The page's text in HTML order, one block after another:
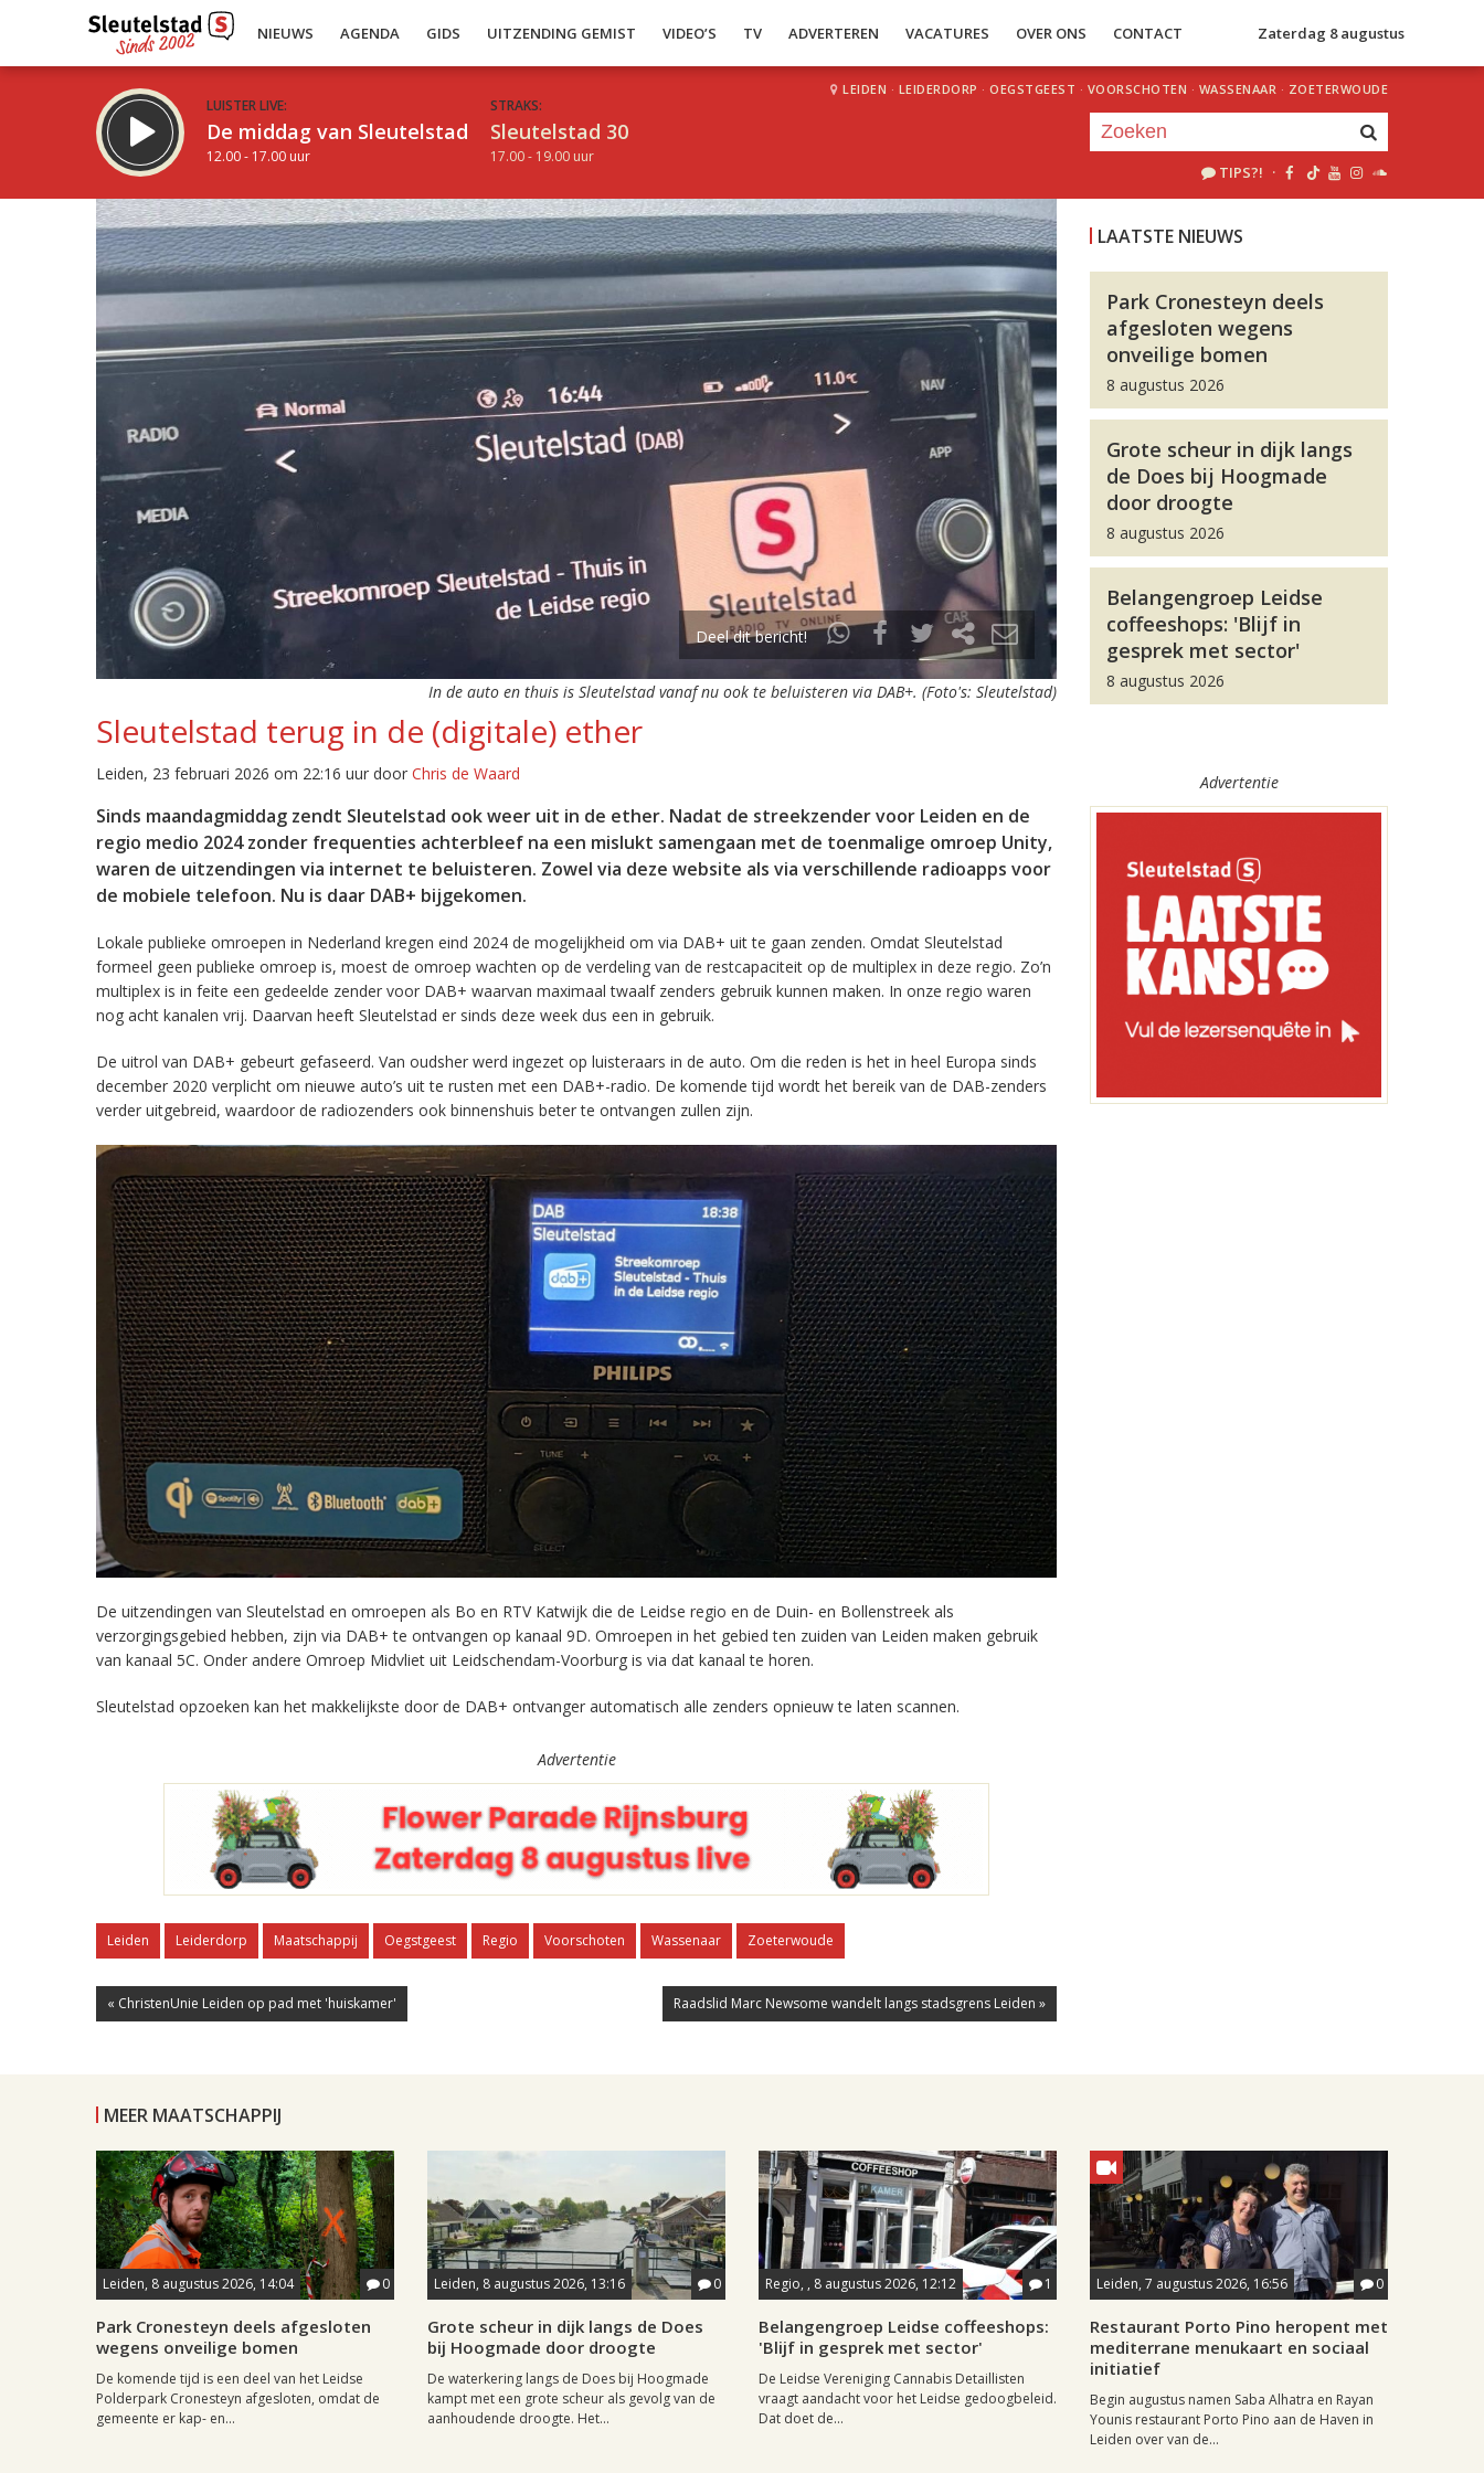
NIEUWS AGENDA GIDS UITZENDING GEMIST VIDEO’S TV ADVERTEREN VACATURES OVER ONS CONTACT Zaterdag 8 augustus
LUISTER LIVE:
De middag van Sleutelstad
12.00 - 17.00 uur
STRAKS:
Sleutelstad 30
17.00 - 19.00 uur
LEIDEN · LEIDERDORP · OEGSTGEEST · VOORSCHOTEN · WASSENAAR · ZOETERWOUDE
TIPS?! ·
Deel dit bericht!
In de auto en thuis is Sleutelstad vanaf nu ook te beluisteren via DAB+. (Foto's: Sleutelstad)
Sleutelstad terug in de (digitale) ether
Leiden, 23 februari 2026 om 22:16 uur door Chris de Waard
Sinds maandagmiddag zendt Sleutelstad ook weer uit in de ether. Nadat de streekzender voor Leiden en de
regio medio 2024 zonder frequenties achterbleef na een mislukt samengaan met de toenmalige omroep Unity,
waren de uitzendingen via internet te beluisteren. Zowel via deze website als via verschillende radioapps voor
de mobiele telefoon. Nu is daar DAB+ bijgekomen.
Lokale publieke omroepen in Nederland kregen eind 2024 de mogelijkheid om via DAB+ uit te gaan zenden. Omdat Sleutelstad
formeel geen publieke omroep is, moest de omroep wachten op de verdeling van de restcapaciteit op de multiplex in deze regio. Zo’n
multiplex is in feite een gedeelde zender voor DAB+ waarvan maximaal twaalf zenders gebruik kunnen maken. In onze regio waren
nog acht kanalen vrij. Daarvan heeft Sleutelstad er sinds deze week dus een in gebruik.
De uitrol van DAB+ gebeurt gefaseerd. Van oudsher werd ingezet op luisteraars in de auto. Om die reden is het in heel Europa sinds
december 2020 verplicht om nieuwe auto’s uit te rusten met een DAB+-radio. De komende tijd wordt het bereik van de DAB-zenders
verder uitgebreid, waardoor de radiozenders ook binnenshuis beter te ontvangen zullen zijn.
De uitzendingen van Sleutelstad en omroepen als Bo en RTV Katwijk die de Leidse regio en de Duin- en Bollenstreek als
verzorgingsgebied hebben, zijn via DAB+ te ontvangen op kanaal 9D. Omroepen in het gebied ten zuiden van Leiden maken gebruik
van kanaal 5C. Onder andere Omroep Midvliet uit Leidschendam-Voorburg is via dat kanaal te horen.
Sleutelstad opzoeken kan het makkelijkste door de DAB+ ontvanger automatisch alle zenders opnieuw te laten scannen.
Advertentie
Leiden Leiderdorp Maatschappij Oegstgeest Regio Voorschoten Wassenaar Zoeterwoude
« ChristenUnie Leiden op pad met 'huiskamer' Raadslid Marc Newsome wandelt langs stadsgrens Leiden »
LAATSTE NIEUWS
Park Cronesteyn deels
afgesloten wegens
onveilige bomen
8 augustus 2026
Grote scheur in dijk langs
de Does bij Hoogmade
door droogte
8 augustus 2026
Belangengroep Leidse
coffeeshops: 'Blijf in
gesprek met sector'
8 augustus 2026
Advertentie
MEER MAATSCHAPPIJ
Leiden, 8 augustus 2026, 14:04 0
Park Cronesteyn deels afgesloten
wegens onveilige bomen
De komende tijd is een deel van het Leidse
Polderpark Cronesteyn afgesloten, omdat de
gemeente er kap- en...
Leiden, 8 augustus 2026, 13:16 0
Grote scheur in dijk langs de Does
bij Hoogmade door droogte
De waterkering langs de Does bij Hoogmade
kampt met een grote scheur als gevolg van de
aanhoudende droogte. Het...
Regio, , 8 augustus 2026, 12:12 1
Belangengroep Leidse coffeeshops:
'Blijf in gesprek met sector'
De Leidse Vereniging Cannabis Detaillisten
vraagt aandacht voor het Leidse gedoogbeleid.
Dat doet de...
Leiden, 7 augustus 2026, 16:56 0
Restaurant Porto Pino heropent met
mediterrane menukaart en sociaal
initiatief
Begin augustus namen Saba Alhatra en Rayan
Younis restaurant Porto Pino aan de Haven in
Leiden over van de...